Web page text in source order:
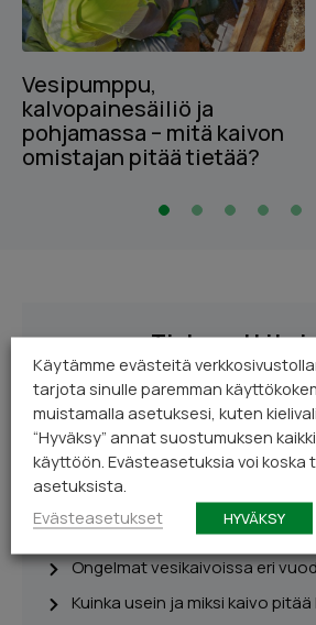
Vesipumppu,
kalvopainesäiliö ja
pohjamassa – mitä kaivon
omistajan pitää tietää?
Tietopankki
huoltoon
Vesipumppu, kalvopainesäiliö
mitä kaivon omistajan pitää
Tiesitkö, kuinka huollettu
kustannustehokkuutta
Mitä huomioida kaivohuoltoa
Ongelmat vesikaivoissa eri
Kuinka usein ja miksi kaivo
Käytämme evästeitä
tarjota sinulle paremman
muistamalla asetuksesi, kuten
“Hyväksy” annat suostumuksen
käyttöön. Evästeasetuksia voi koska
asetuksista.
Evästeasetukset
HYVÄKSY